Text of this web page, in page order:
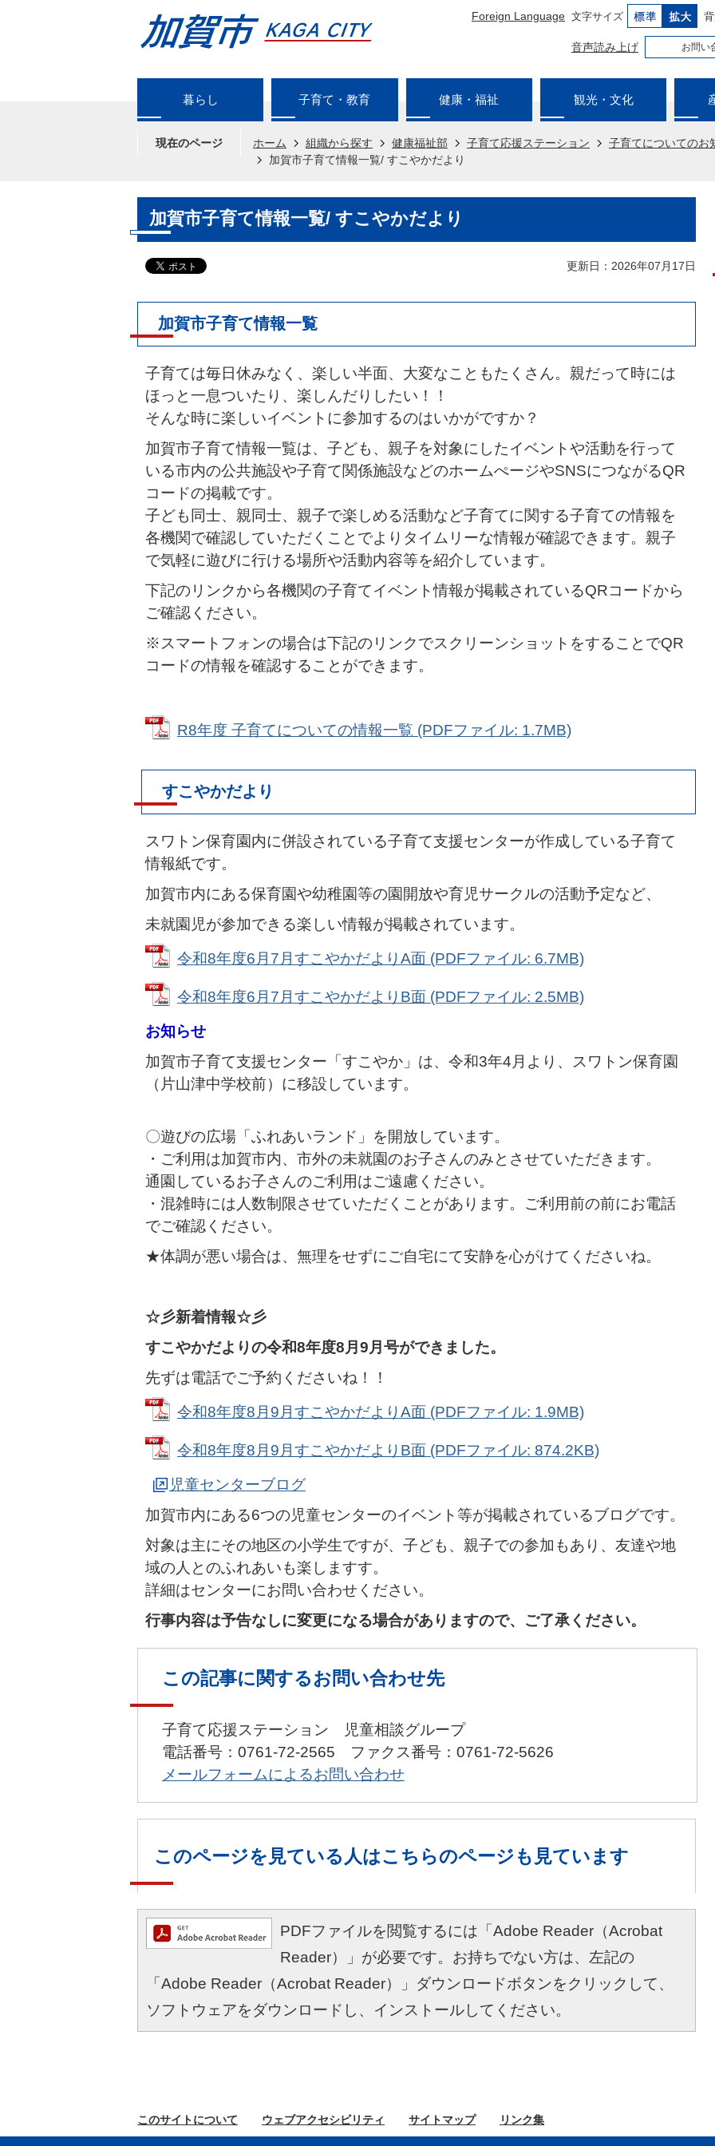
Foreign Language 文字サイズ
音声読み上げ お問い
暮らし 子育て・教育 健康・福祉 観光・文化
現在のページ ホーム 組織から探す 健康福祉部 子育て応援ステーション
子育てについてのお
加賀市子育て情報一覧/ すこやかだより
加賀市子育て情報一覧/ すこやかだより
更新日：2026年07月17日
加賀市子育て情報一覧
子育ては毎日休みなく、楽しい半面、大変なこともたくさん。親だって時には
ほっと一息ついたり、楽しんだりしたい！！
そんな時に楽しいイベントに参加するのはいかがですか？
加賀市子育て情報一覧は、子ども、親子を対象にしたイベントや活動を行って
いる市内の公共施設や子育て関係施設などのホームぺージやSNSにつながるQR
コードの掲載です。
子ども同士、親同士、親子で楽しめる活動など子育てに関する子育ての情報を
各機関で確認していただくことでよりタイムリーな情報が確認できます。親子
で気軽に遊びに行ける場所や活動内容等を紹介しています。
下記のリンクから各機関の子育てイベント情報が掲載されているQRコードから
ご確認ください。
※スマートフォンの場合は下記のリンクでスクリーンショットをすることでQR
コードの情報を確認することができます。
R8年度 子育てについての情報一覧 (PDFファイル: 1.7MB)
すこやかだより
スワトン保育園内に併設されている子育て支援センターが作成している子育て
情報紙です。
加賀市内にある保育園や幼稚園等の園開放や育児サークルの活動予定など、
未就園児が参加できる楽しい情報が掲載されています。
令和8年度6月7月すこやかだよりA面 (PDFファイル: 6.7MB)
令和8年度6月7月すこやかだよりB面 (PDFファイル: 2.5MB)
お知らせ
加賀市子育て支援センター「すこやか」は、令和3年4月より、スワトン保育園
（片山津中学校前）に移設しています。
〇遊びの広場「ふれあいランド」を開放しています。
・ご利用は加賀市内、市外の未就園のお子さんのみとさせていただきます。
通園しているお子さんのご利用はご遠慮ください。
・混雑時には人数制限させていただくことがあります。ご利用前の前にお電話
でご確認ください。
★体調が悪い場合は、無理をせずにご自宅にて安静を心がけてくださいね。
☆彡新着情報☆彡
すこやかだよりの令和8年度8月9月号ができました。
先ずは電話でご予約くださいね！！
令和8年度8月9月すこやかだよりA面 (PDFファイル: 1.9MB)
令和8年度8月9月すこやかだよりB面 (PDFファイル: 874.2KB)
児童センターブログ
加賀市内にある6つの児童センターのイベント等が掲載されているブログです。
対象は主にその地区の小学生ですが、子ども、親子での参加もあり、友達や地
域の人とのふれあいも楽しますす。
詳細はセンターにお問い合わせください。
行事内容は予告なしに変更になる場合がありますので、ご了承ください。
この記事に関するお問い合わせ先
子育て応援ステーション 児童相談グループ
電話番号：0761-72-2565 ファクス番号：0761-72-5626
メールフォームによるお問い合わせ
このページを見ている人はこちらのページも見ています
PDFファイルを閲覧するには「Adobe Reader（Acrobat
Reader）」が必要です。お持ちでない方は、左記の
「Adobe Reader（Acrobat Reader）」ダウンロードボタンをクリックして、
ソフトウェアをダウンロードし、インストールしてください。
このサイトについて ウェブアクセシビリティ サイトマップ リンク集